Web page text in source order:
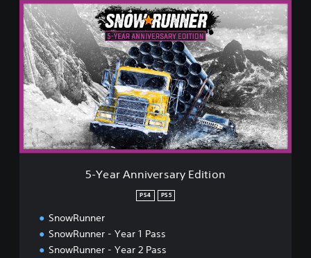
5
Y
e
a
A
n
v
e
5-Year Anniversary Edition
PS4 PS5
SnowRunner
SnowRunner - Year 1 Pass
SnowRunner - Year 2 Pass